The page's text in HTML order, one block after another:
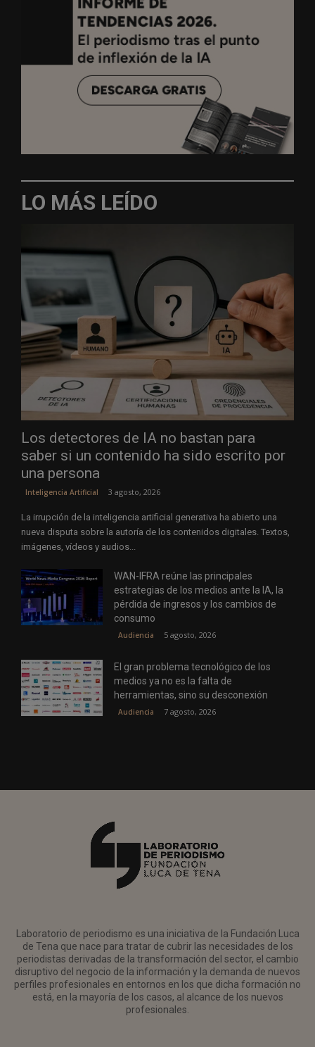
LO MÁS LEÍDO
Los detectores de IA no bastan para
saber si un contenido ha sido escrito por
una persona
Inteligencia Artificial 3 agosto, 2026
La irrupción de la inteligencia artificial generativa ha abierto una
nueva disputa sobre la autoría de los contenidos digitales. Textos,
imágenes, vídeos y audios...
WAN-IFRA reúne las principales
estrategias de los medios ante la IA, la
pérdida de ingresos y los cambios de
consumo
Audiencia 5 agosto, 2026
El gran problema tecnológico de los
medios ya no es la falta de
herramientas, sino su desconexión
Audiencia 7 agosto, 2026
Laboratorio de periodismo es una iniciativa de la Fundación Luca
de Tena que nace para tratar de cubrir las necesidades de los
periodistas derivadas de la transformación del sector, el cambio
disruptivo del negocio de la información y la demanda de nuevos
perfiles profesionales en entornos en los que dicha formación no
está, en la mayoría de los casos, al alcance de los nuevos
profesionales.